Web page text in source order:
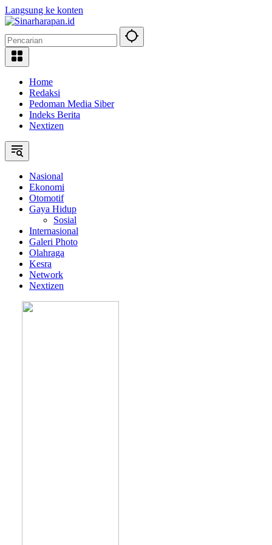
Langsung ke konten
Home
Redaksi
Pedoman Media Siber
Indeks Berita
Nextizen
Nasional
Ekonomi
Otomotif
Gaya Hidup
Sosial
Internasional
Galeri Photo
Olahraga
Kesra
Network
Nextizen